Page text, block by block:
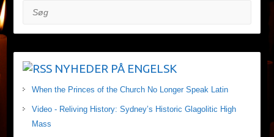
Søg
NYHEDER PÅ ENGELSK
When the Princes of the Church No Longer Speak Latin
Video - Reliving History: Sydney’s Historic Glagolitic High
Mass